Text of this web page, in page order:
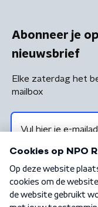
Abonneer je
nieuwsbrief
Elke zaterdag het
mailbox
Algemene